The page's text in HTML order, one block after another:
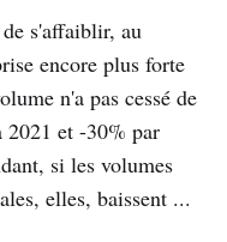
s'affaiblir, au
encore plus forte
n'a pas cessé de
2021 et -30% par
si les volumes
elles, baissent ...